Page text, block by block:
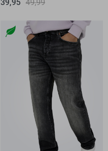
39,95 49,99